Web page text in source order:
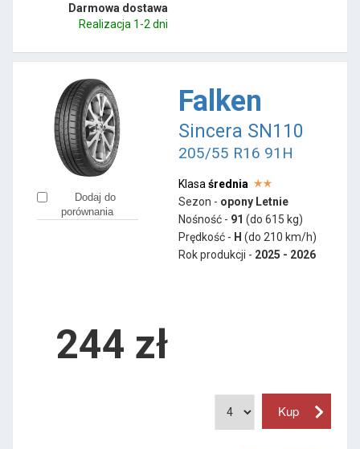
Darmowa dostawa
Realizacja 1-2 dni
Dodaj do
porównania
Falken
Sincera SN110
205/55 R16 91H
Klasa średnia
Sezon - opony Letnie
Nośność - 91 (do 615 kg)
Prędkość - H (do 210 km/h)
Rok produkcji - 2025 - 2026
244 zł